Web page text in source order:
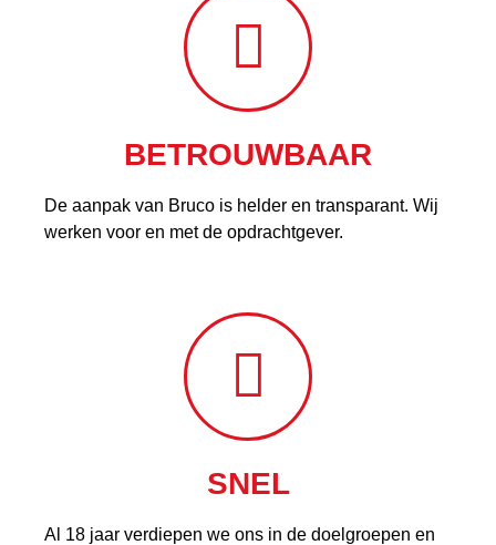
BETROUWBAAR
De aanpak van Bruco is helder en transparant. Wij
werken voor en met de opdrachtgever.
SNEL
Al 18 jaar verdiepen we ons in de doelgroepen en